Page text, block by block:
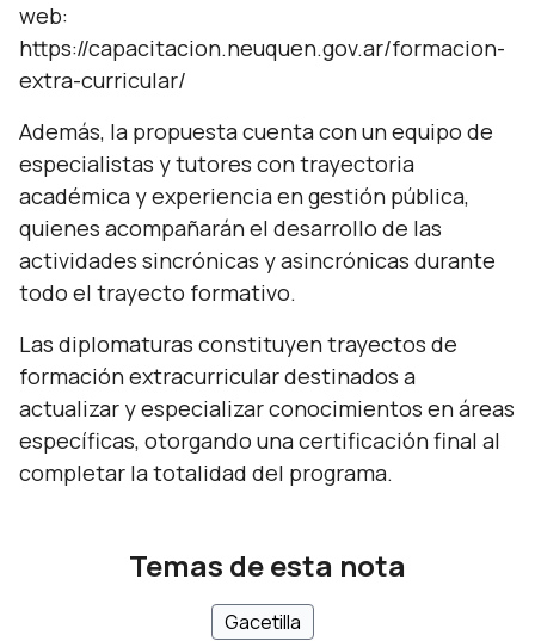
web:
https://capacitacion.neuquen.gov.ar/formacion-
extra-curricular/
Además, la propuesta cuenta con un equipo de
especialistas y tutores con trayectoria
académica y experiencia en gestión pública,
quienes acompañarán el desarrollo de las
actividades sincrónicas y asincrónicas durante
todo el trayecto formativo.
Las diplomaturas constituyen trayectos de
formación extracurricular destinados a
actualizar y especializar conocimientos en áreas
específicas, otorgando una certificación final al
completar la totalidad del programa.
Temas de esta nota
Gacetilla